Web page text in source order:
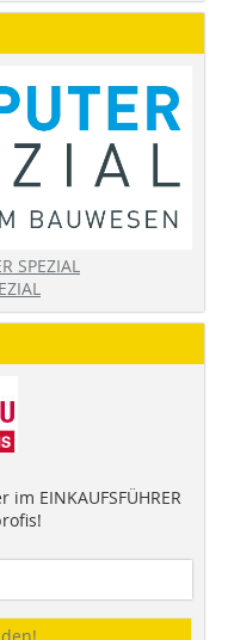
SPEZIAL
EINKAUFSFÜHRER